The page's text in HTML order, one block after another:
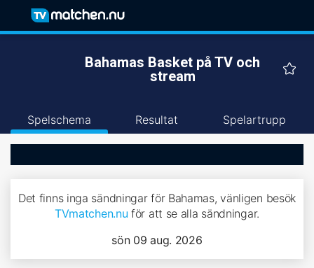
Bahamas Basket på TV och
stream
Spelschema Resultat Spelartrupp
Det finns inga sändningar för Bahamas, vänligen besök
TVmatchen.nu för att se alla sändningar.
sön 09 aug. 2026